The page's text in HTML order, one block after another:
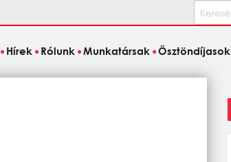
Keresés
Hírek Rólunk Munkatársak Ösztöndíjasok